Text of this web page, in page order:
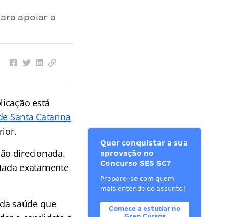
apoiar a
está
Santa Catarina
direcionada.
exatamente
saúde que
Quer conquistar a sua
aprovação no
Concurso SES SC?
Prepare-se com quem
mais entende do assunto!
Comece a estudar no